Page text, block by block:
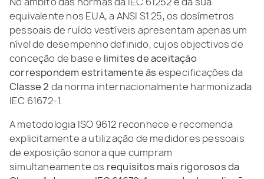
equivalente nos EUA, a ANSI S1.25, os dosímetros
pessoais de ruído vestíveis apresentam apenas um
nível de desempenho definido, cujos objectivos de
conceção de base e limites de aceitação
correspondem estritamente às especificações da
Classe 2 da norma internacionalmente harmonizada
IEC 61672-1.
A metodologia ISO 9612 reconhece e recomenda
explicitamente a utilização de medidores pessoais
de exposição sonora que cumpram
simultaneamente os requisitos mais rigorosos da